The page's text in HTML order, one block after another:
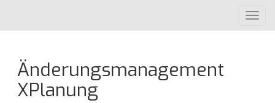
Inhalt
Änderungsmanagement
XPlanung